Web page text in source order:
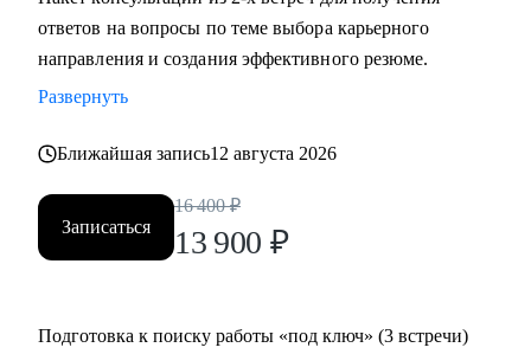
ответов на вопросы по теме выбора карьерного
направления и создания эффективного резюме.
Развернуть
Ближайшая запись12 августа 2026
Записаться
16 400 ₽
13 900 ₽
Подготовка к поиску работы «под ключ» (3 встречи)